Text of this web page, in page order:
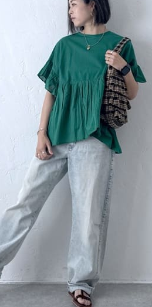
ロング・マキシ丈
その他スカート
すべて見る
タンクトップ・キャミソール
デニムパンツ
その他のパンツ
ジャケット
コート
その他アウター